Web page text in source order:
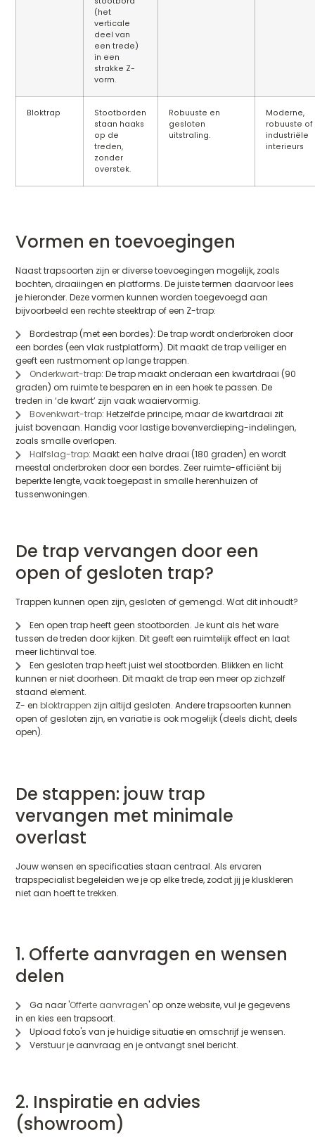
(het
verticale
deel van
een trede)
in een
strakke Z-
vorm.
Bloktrap
Stootborden
staan haaks
op de
treden,
zonder
overstek.
Robuuste en
gesloten
uitstraling.
Moderne,
robuuste of
industriële
interieurs
Vormen en toevoegingen
Naast trapsoorten zijn er diverse toevoegingen mogelijk, zoals
bochten, draaiingen en platforms. De juiste termen daarvoor lees
je hieronder. Deze vormen kunnen worden toegevoegd aan
bijvoorbeeld een rechte steektrap of een Z-trap:
Bordestrap (met een bordes): De trap wordt onderbroken door
een bordes (een vlak rustplatform). Dit maakt de trap veiliger en
geeft een rustmoment op lange trappen.
Onderkwart-trap: De trap maakt onderaan een kwartdraai (90
graden) om ruimte te besparen en in een hoek te passen. De
treden in ‘de kwart’ zijn vaak waaiervormig.
Bovenkwart-trap: Hetzelfde principe, maar de kwartdraai zit
juist bovenaan. Handig voor lastige bovenverdieping-indelingen,
zoals smalle overlopen.
Halfslag-trap: Maakt een halve draai (180 graden) en wordt
meestal onderbroken door een bordes. Zeer ruimte-efficiënt bij
beperkte lengte, vaak toegepast in smalle herenhuizen of
tussenwoningen.
De trap vervangen door een
open of gesloten trap?
Trappen kunnen open zijn, gesloten of gemengd. Wat dit inhoudt?
Een open trap heeft geen stootborden. Je kunt als het ware
tussen de treden door kijken. Dit geeft een ruimtelijk effect en laat
meer lichtinval toe.
Een gesloten trap heeft juist wel stootborden. Blikken en licht
kunnen er niet doorheen. Dit maakt de trap een meer op zichzelf
staand element.
Z- enbloktrappen zijn altijd gesloten. Andere trapsoorten kunnen
open of gesloten zijn, en variatie is ook mogelijk (deels dicht, deels
open).
De stappen: jouw trap
vervangen met minimale
overlast
Jouw wensen en specificaties staan centraal. Als ervaren
trapspecialist begeleiden we je op elke trede, zodat jij je kluskleren
niet aan hoeft te trekken.
1. Offerte aanvragen en wensen
delen
Ga naar 'Offerte aanvragen' op onze website, vul je gegevens
in en kies een trapsoort.
Upload foto's van je huidige situatie en omschrijf je wensen.
Verstuur je aanvraag en je ontvangt snel bericht.
2. Inspiratie en advies
(showroom)